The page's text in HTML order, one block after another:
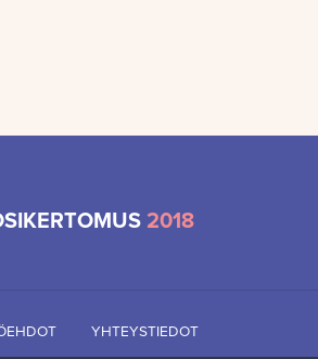
2018
YHTEYSTIEDOT